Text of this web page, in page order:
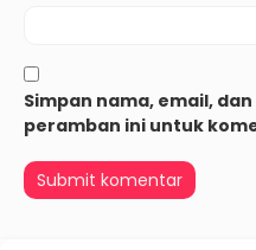
Simpan nama, email,
peramban ini untuk